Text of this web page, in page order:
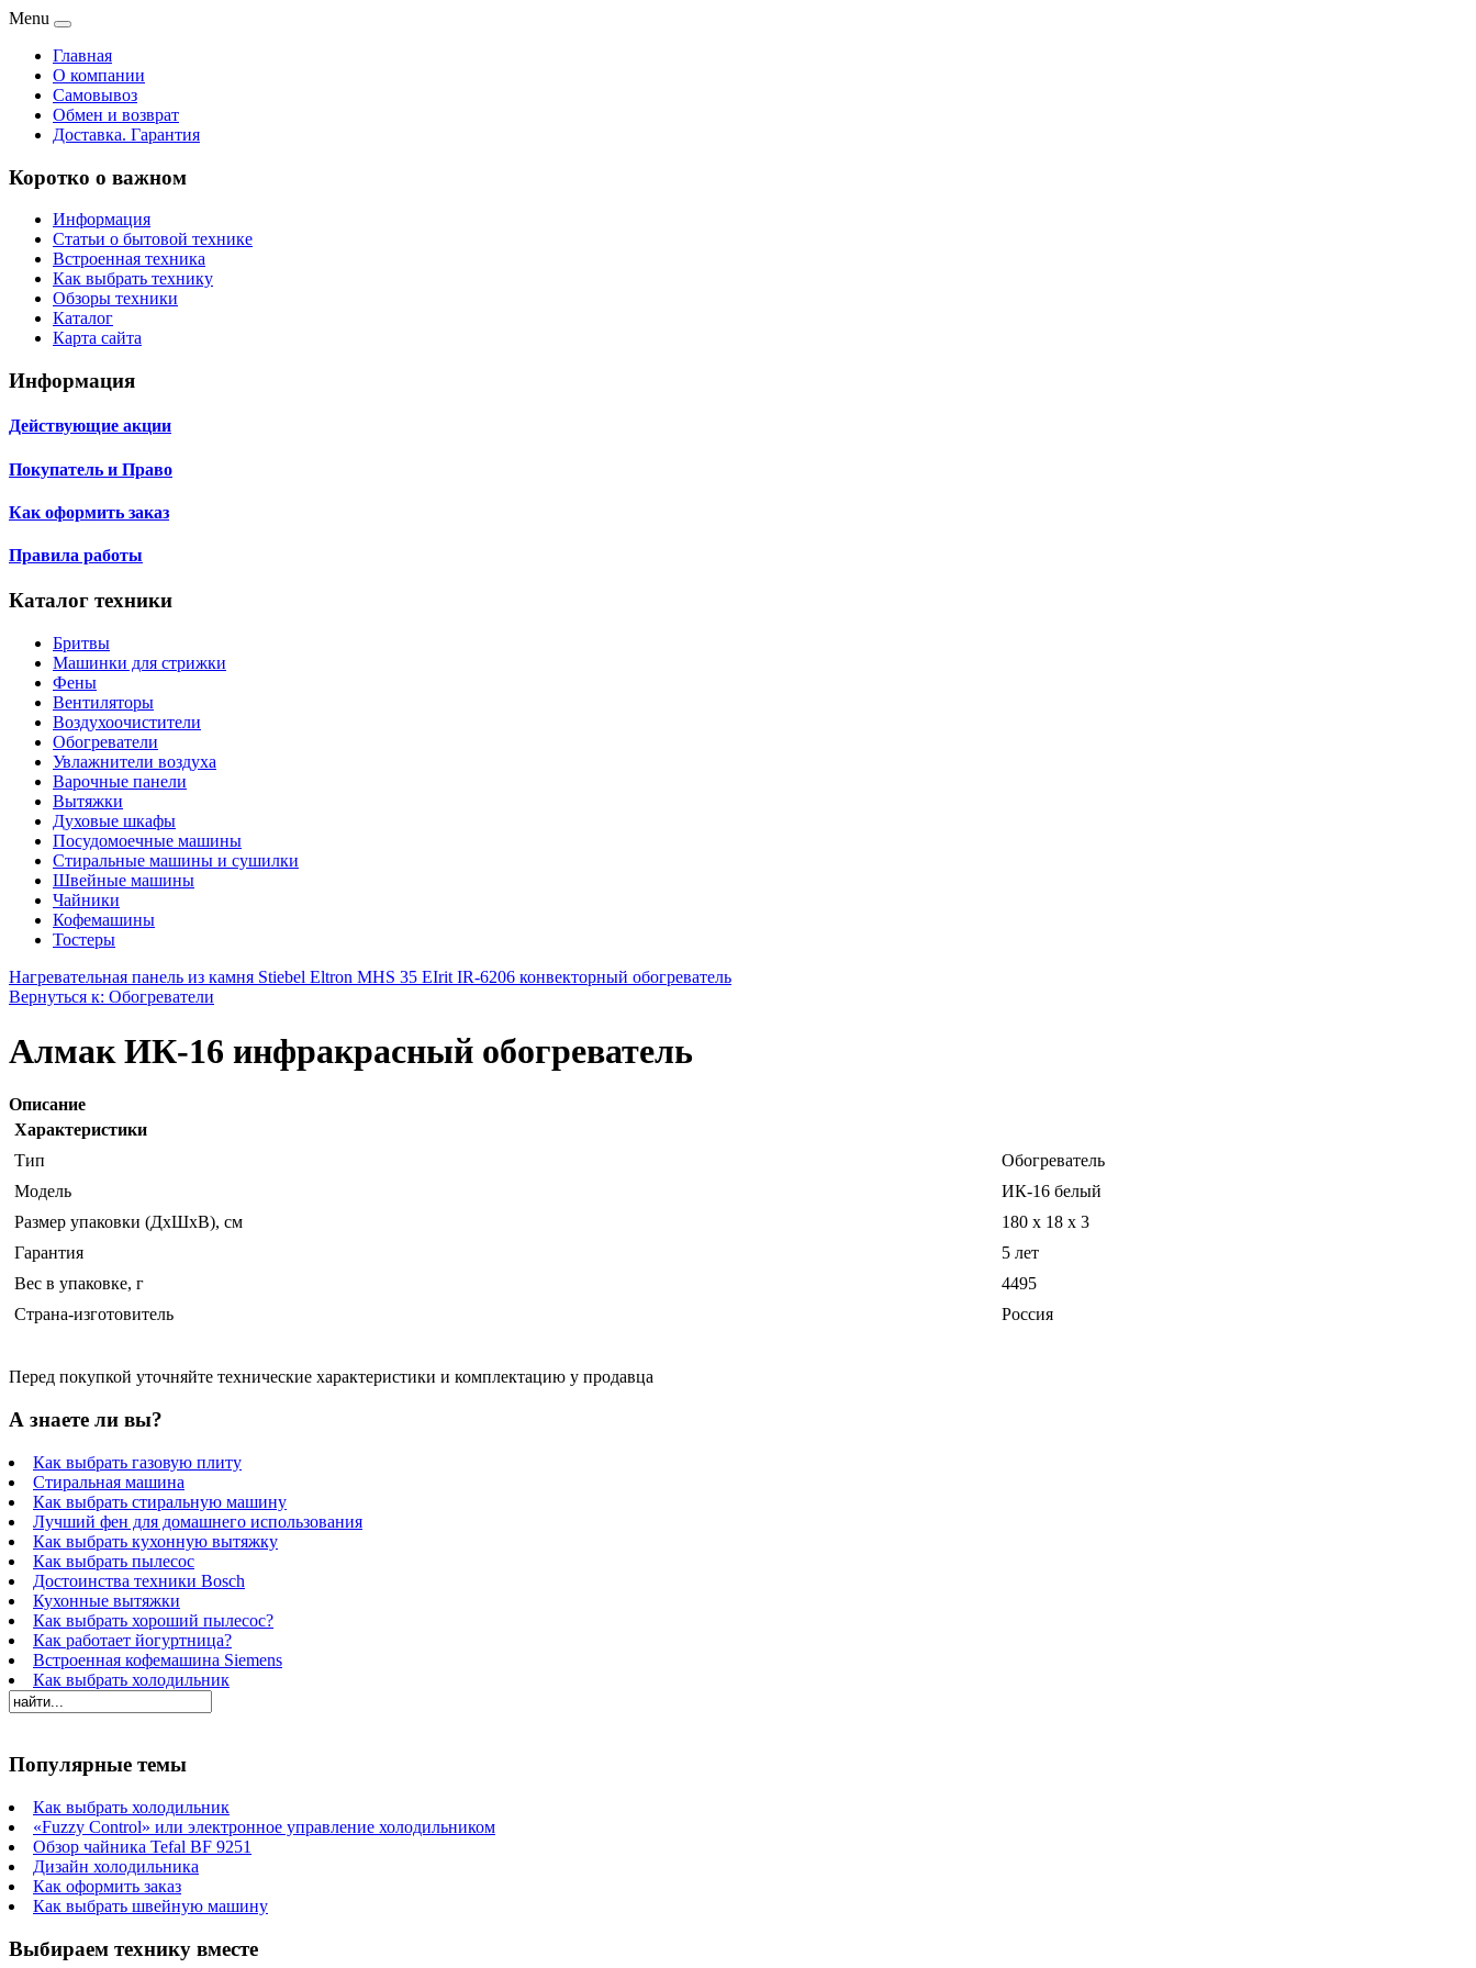
Menu
Главная
О компании
Самовывоз
Обмен и возврат
Доставка. Гарантия
Коротко о важном
Информация
Статьи о бытовой технике
Встроенная техника
Как выбрать технику
Обзоры техники
Каталог
Карта сайта
Информация
Действующие акции
Покупатель и Право
Как оформить заказ
Правила работы
Каталог техники
Бритвы
Машинки для стрижки
Фены
Вентиляторы
Воздухоочистители
Обогреватели
Увлажнители воздуха
Варочные панели
Вытяжки
Духовые шкафы
Посудомоечные машины
Стиральные машины и сушилки
Швейные машины
Чайники
Кофемашины
Тостеры
Нагревательная панель из камня Stiebel Eltron MHS 35 EIrit IR-6206 конвекторный обогреватель
Вернуться к: Обогреватели
Алмак ИК-16 инфракрасный обогреватель
Описание
Характеристики
Тип
Обогреватель
Модель
ИК-16 белый
Размер упаковки (ДхШхВ), см
180 x 18 x 3
Гарантия
5 лет
Вес в упаковке, г
4495
Страна-изготовитель
Россия
Перед покупкой уточняйте технические характеристики и комплектацию у продавца
А знаете ли вы?
Как выбрать газовую плиту
Стиральная машина
Как выбрать стиральную машину
Лучший фен для домашнего использования
Как выбрать кухонную вытяжку
Как выбрать пылесос
Достоинства техники Bosch
Кухонные вытяжки
Как выбрать хороший пылесос?
Как работает йогуртница?
Встроенная кофемашина Siemens
Как выбрать холодильник
Популярные темы
Как выбрать холодильник
«Fuzzy Control» или электронное управление холодильником
Обзор чайника Tefal BF 9251
Дизайн холодильника
Как оформить заказ
Как выбрать швейную машину
Выбираем технику вместе